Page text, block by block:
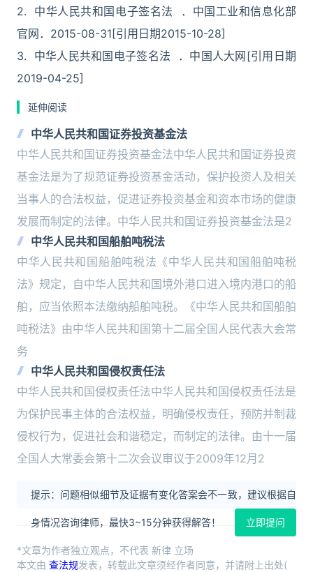
2. 中华人民共和国电子签名法 ．中国工业和信息化部
官网．2015-08-31[引用日期2015-10-28]
3. 中华人民共和国电子签名法 ．中国人大网[引用日期
2019-04-25]
延伸阅读
中华人民共和国证券投资基金法
中华人民共和国证券投资基金法中华人民共和国证券投资
基金法是为了规范证券投资基金活动，保护投资人及相关
当事人的合法权益，促进证券投资基金和资本市场的健康
发展而制定的法律。中华人民共和国证券投资基金法是2
中华人民共和国船舶吨税法
中华人民共和国船舶吨税法《中华人民共和国船舶吨税
法》规定，自中华人民共和国境外港口进入境内港口的船
舶，应当依照本法缴纳船舶吨税。《中华人民共和国船舶
吨税法》由中华人民共和国第十二届全国人民代表大会常
务
中华人民共和国侵权责任法
中华人民共和国侵权责任法中华人民共和国侵权责任法是
为保护民事主体的合法权益，明确侵权责任，预防并制裁
侵权行为，促进社会和谐稳定，而制定的法律。由十一届
全国人大常委会第十二次会议审议于2009年12月2
提示：问题相似细节及证据有变化答案会不一致，建议根据自
身情况咨询律师，最快3~15分钟获得解答！ 立即提问
*文章为作者独立观点，不代表 新律 立场
本文由 查法规发表，转载此文章须经作者同意，并请附上出处(